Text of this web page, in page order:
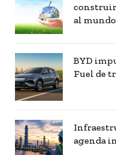
construir
al mundo
BYD
Fuel de
agenda